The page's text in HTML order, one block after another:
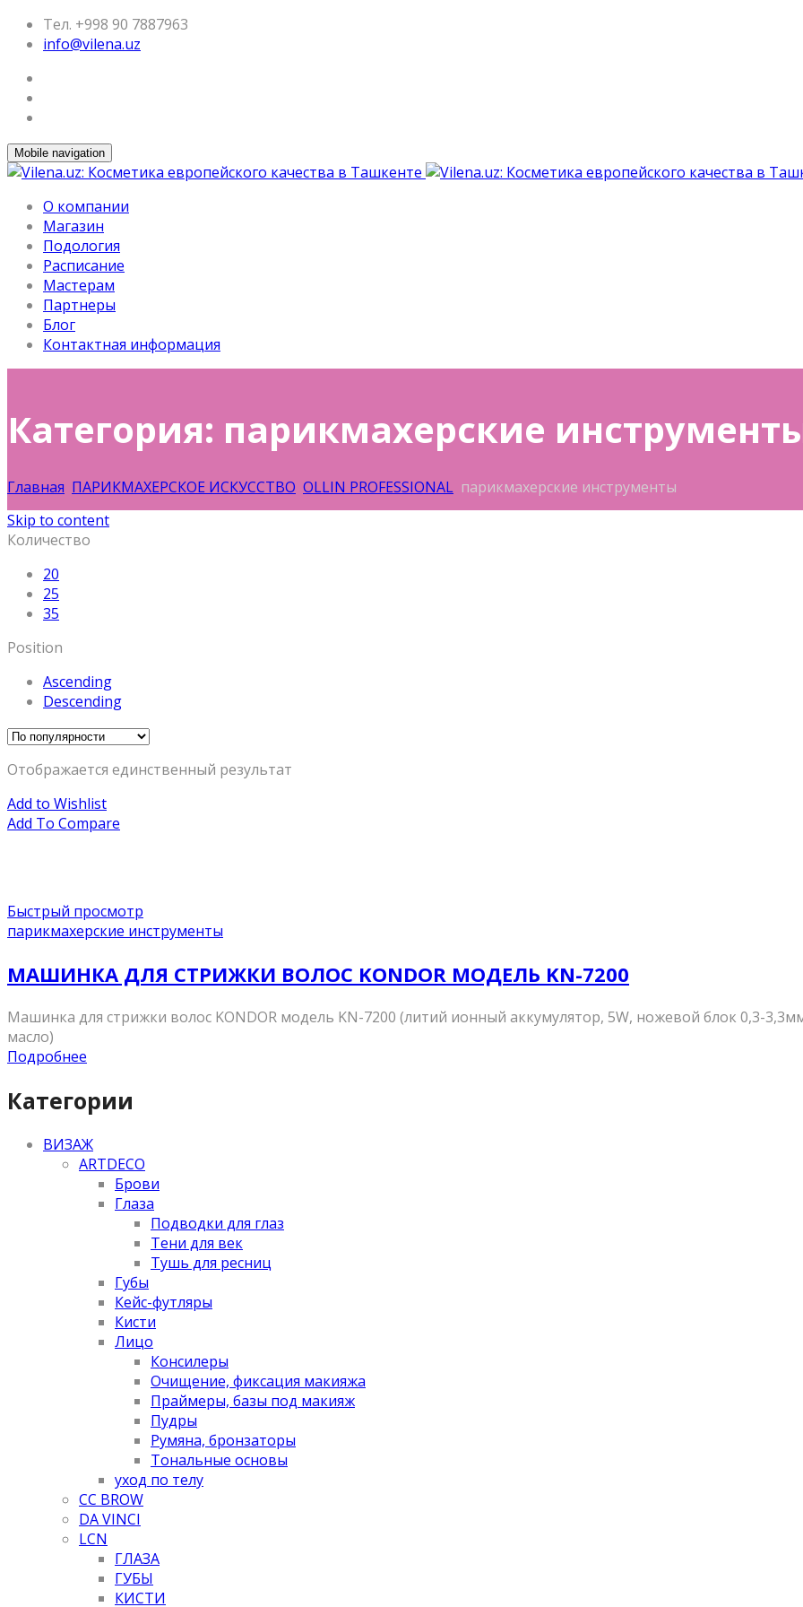
Тел. +998 90 7887963
info@vilena.uz
Mobile navigation
О компании
Магазин
Подология
Расписание
Мастерам
Партнеры
Блог
Контактная информация
Категория: парикмахерские
Главная ПАРИКМАХЕРСКОЕ ИСКУССТВО OLLIN PROFESSIONAL парикмахерские инструменты
Skip to content
Количество
20
25
35
Position
Ascending
Descending
Отображается единственный результат
Add to Wishlist
Add To Compare
Быстрый просмотр
парикмахерские инструменты
МАШИНКА ДЛЯ СТРИЖКИ ВОЛОС KONDOR МОДЕЛЬ KN-7200
Машинка для стрижки волос KONDOR модель KN-7200 (литий ионный аккумулятор, 5W, ножевой блок 0,3-
масло)
Подробнее
Категории
ВИЗАЖ
ARTDECO
Брови
Глаза
Подводки для глаз
Тени для век
Тушь для ресниц
Губы
Кейс-футляры
Кисти
Лицо
Консилеры
Очищение, фиксация макияжа
Праймеры, базы под макияж
Пудры
Румяна, бронзаторы
Тональные основы
уход по телу
CC BROW
DA VINCI
LCN
ГЛАЗА
ГУБЫ
КИСТИ